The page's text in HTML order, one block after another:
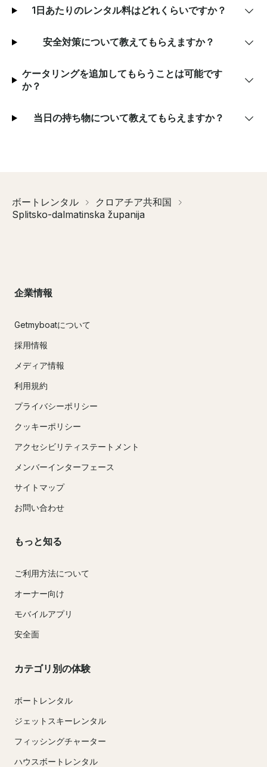
1日あたりのレンタル料はどれくらいですか？
安全対策について教えてもらえますか？
ケータリングを追加してもらうことは可能です
か？
当日の持ち物について教えてもらえますか？
ボートレンタル
クロアチア共和国
Splitsko-dalmatinska županija
企業情報
Getmyboatについて
採用情報
メディア情報
利用規約
プライバシーポリシー
クッキーポリシー
アクセシビリティステートメント
メンバーインターフェース
サイトマップ
お問い合わせ
もっと知る
ご利用方法について
オーナー向け
モバイルアプリ
安全面
カテゴリ別の体験
ボートレンタル
ジェットスキーレンタル
フィッシングチャーター
ハウスボートレンタル